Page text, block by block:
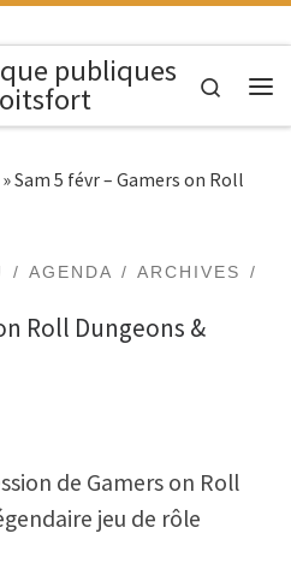
publiques
Search
»Sam 5 févr – Gamers on Roll
AGENDA
ARCHIVES
Roll Dungeons &
de Gamers on Roll
jeu de rôle